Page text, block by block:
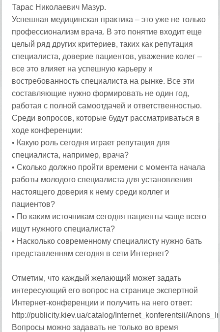
Тарас Николаевич Мазур.
Успешная медицинская практика – это уже не только
профессионализм врача. В это понятие входит еще
целый ряд других критериев, таких как репутация
специалиста, доверие пациентов, уважение колег –
все это влияет на успешную карьеру и
востребованность специалиста на рынке. Все эти
составляющие нужно формировать не один год,
работая с полной самоотдачей и ответственностью.
Среди вопросов, которые будут рассматриваться в
ходе конференции:
• Какую роль сегодня играет репутация для
специалиста, например, врача?
• Сколько должно пройти времени с момента начала
работы молодого специалиста для установления
настоящего доверия к нему среди коллег и
пациентов?
• По каким источникам сегодня пациенты чаще всего
ищут нужного специалиста?
• Насколько современному специалисту нужно бать
представленням сегодня в сети Интернет?
Отметим, что каждый желающий может задать
интересующий его вопрос на странице экспертной
Интернет-конференции и получить на него ответ:
http://publicity.kiev.ua/catalog/Internet_konferentsii/
Вопросы можно задавать не только во время